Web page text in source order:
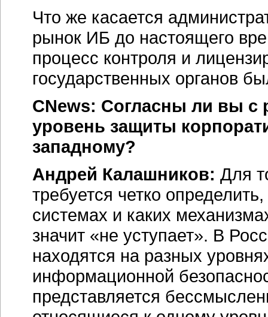
Что же касается
рынок ИБ до настоящего
процесс контроля и
государственных органов
CNews: Согласны ли вы с
уровень защиты
западному?
Андрей Калашников: Для
требуется четко определить,
системах и каких
значит «не уступает». В
находятся на разных
информационной
представляется